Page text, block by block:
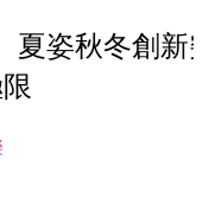
姿秋冬創新